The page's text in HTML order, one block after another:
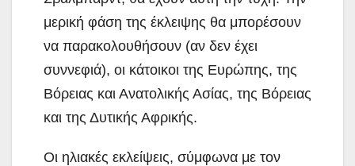
μερική φάση της έκλειψης θα μπορέσουν
να παρακολουθήσουν (αν δεν έχει
συννεφιά), οι κάτοικοι της Ευρώπης, της
Βόρειας και Ανατολικής Ασίας, της Βόρειας
και της Δυτικής Αφρικής.
Οι ηλιακές εκλείψεις, σύμφωνα με τον